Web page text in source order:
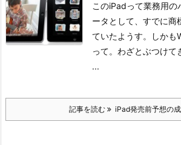
このiPadって業務用の
ータとして、すでに商
ていたようす。しかも
って。わざとぶつけて
...
記事を読む iPad発売前予想の